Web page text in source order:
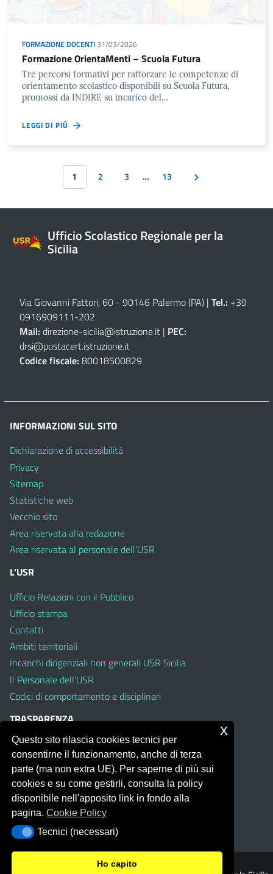
FORMAZIONE DOCENTI 31/03/2026
Formazione OrientaMenti – Scuola Futura
Tre percorsi formativi per rafforzare le competenze di
orientamento scolastico disponibili su Scuola Futura,
promossi da INDIRE su incarico del…
LEGGI DI PIÙ
1 2 3 … 13
Ufficio Scolastico Regionale per la
Sicilia
Via Giovanni Fattori, 60 - 90146 Palermo (PA) | Tel.: +39
0916909111-202
Mail: direzione-sicilia@istruzione.it | PEC:
drsi@postacert.istruzione.it
Codice fiscale: 80018500829
INFORMAZIONI SUL SITO
Dichiarazione di accessibilità
Privacy
Sitemap
Statistiche web
Vecchio sito
Area riservata alla redazione
Area riservata al personale dell’USR
L’USR
Ufficio Relazioni con il Pubblico
Ufficio stampa
Contatti
Ambiti territoriali
Incarichi dirigenziali non generali USR Sicilia
Il Personale dell’USR
Codici di comportamento e disciplinari
TRASPARENZA
Albo on line
Amministrazione Trasparente
Pubblici proclami
PTPCT per le Istituzioni scolastiche della Sicilia
Whistleblowing
Obiettivi di Accessibilità
Questo sito rilascia cookies tecnici per
consentirne il funzionamento, anche di terza
parte (ma non extra UE). Per saperne di più sui
cookies e su come gestirli, consulta la policy
disponibile nell'apposito link in fondo alla
pagina.Cookie Policy
Tecnici (necessari)
Tecnici (necessari)
Ho capito
x